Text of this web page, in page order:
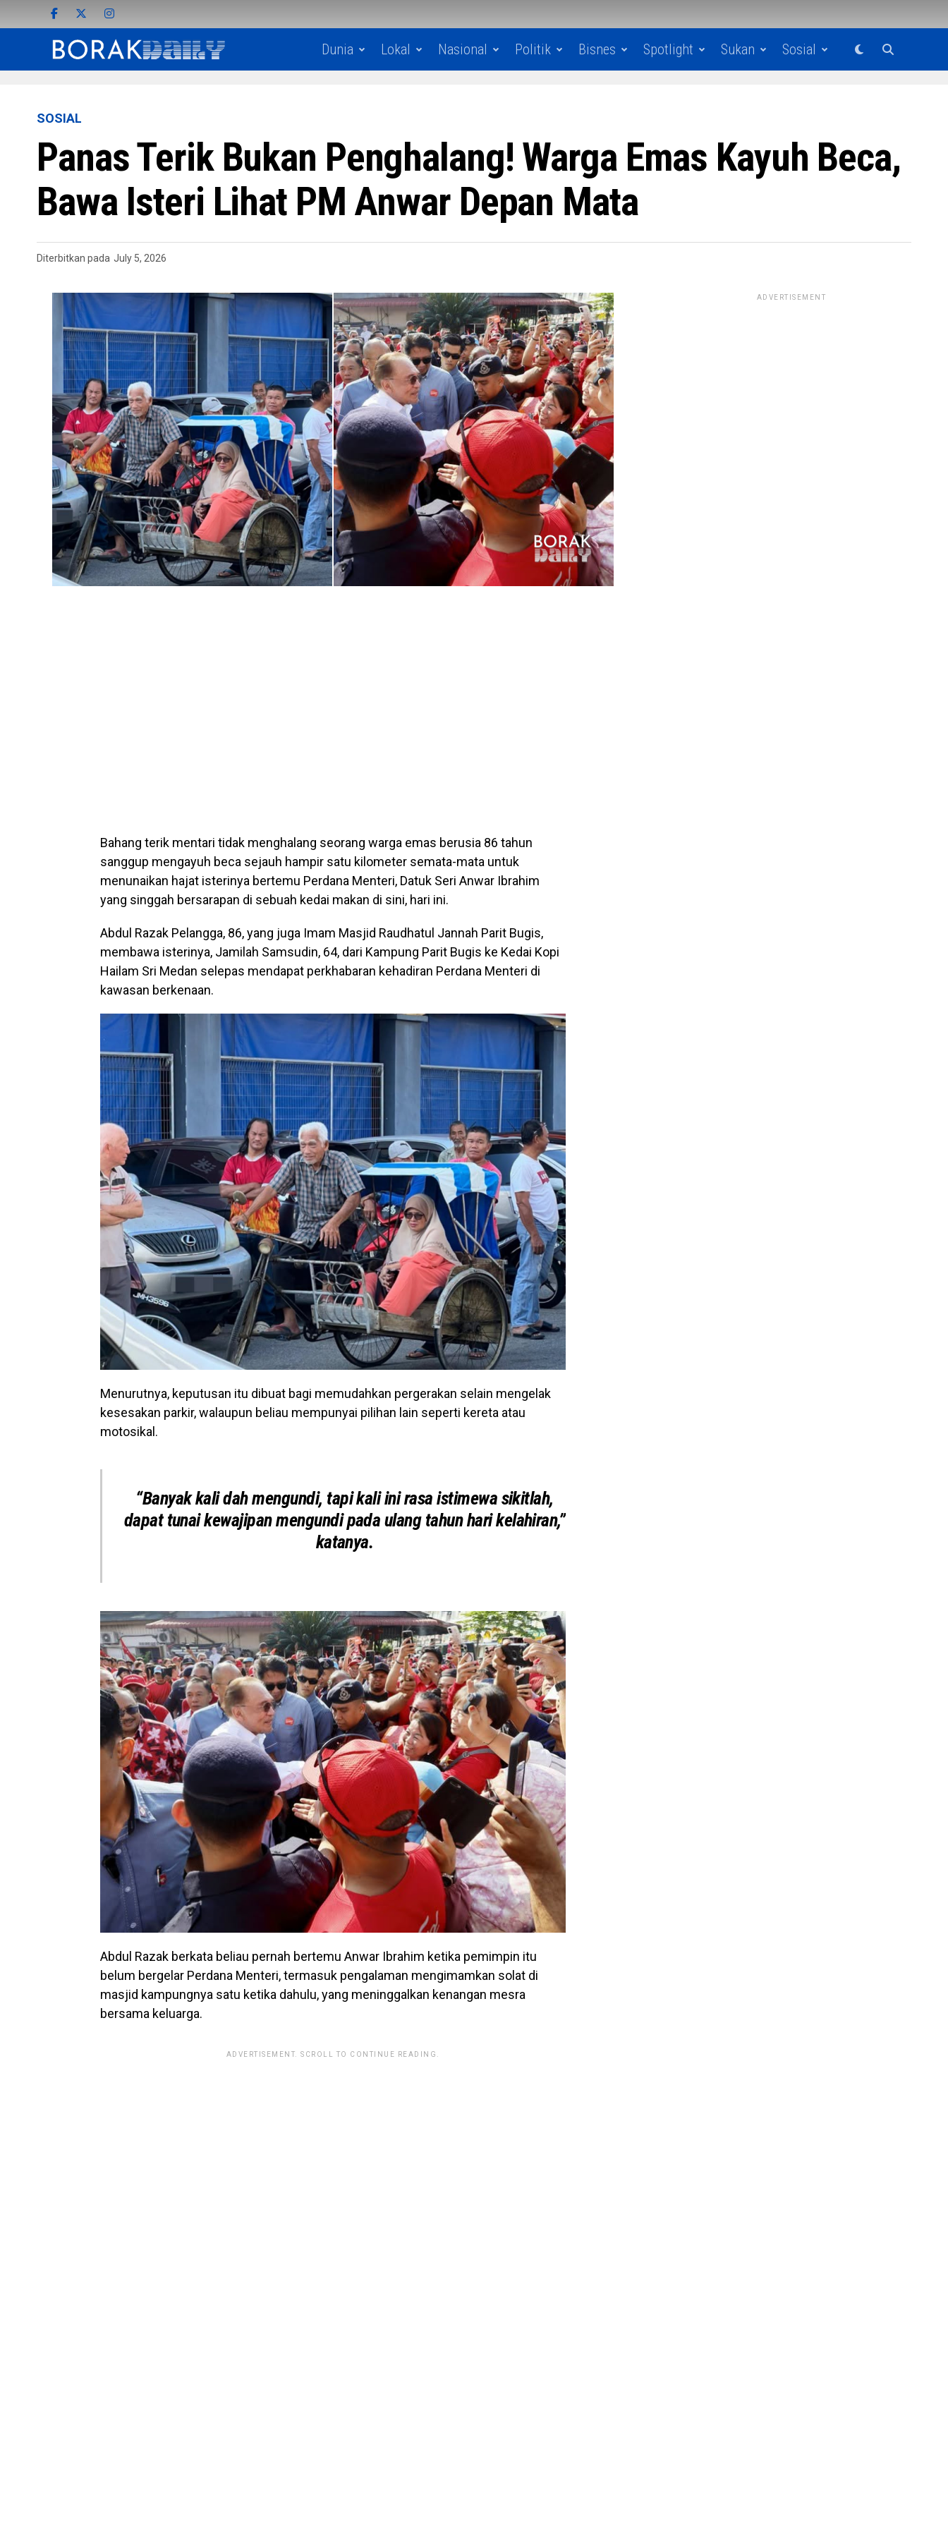
Dunia Lokal Nasional Politik Bisnes Spotlight Sukan Sosial
SOSIAL
Panas Terik Bukan Penghalang! Warga Emas Kayuh Beca,
Bawa Isteri Lihat PM Anwar Depan Mata
Diterbitkan pada July 5, 2026
Bahang terik mentari tidak menghalang seorang warga emas berusia 86 tahun
sanggup mengayuh beca sejauh hampir satu kilometer semata-mata untuk
menunaikan hajat isterinya bertemu Perdana Menteri, Datuk Seri Anwar Ibrahim
yang singgah bersarapan di sebuah kedai makan di sini, hari ini.
Abdul Razak Pelangga, 86, yang juga Imam Masjid Raudhatul Jannah Parit Bugis,
membawa isterinya, Jamilah Samsudin, 64, dari Kampung Parit Bugis ke Kedai Kopi
Hailam Sri Medan selepas mendapat perkhabaran kehadiran Perdana Menteri di
kawasan berkenaan.
Menurutnya, keputusan itu dibuat bagi memudahkan pergerakan selain mengelak
kesesakan parkir, walaupun beliau mempunyai pilihan lain seperti kereta atau
motosikal.
“Banyak kali dah mengundi, tapi kali ini rasa istimewa sikitlah,
dapat tunai kewajipan mengundi pada ulang tahun hari kelahiran,”
katanya.
Abdul Razak berkata beliau pernah bertemu Anwar Ibrahim ketika pemimpin itu
belum bergelar Perdana Menteri, termasuk pengalaman mengimamkan solat di
masjid kampungnya satu ketika dahulu, yang meninggalkan kenangan mesra
bersama keluarga.
ADVERTISEMENT. SCROLL TO CONTINUE READING.
ADVERTISEMENT